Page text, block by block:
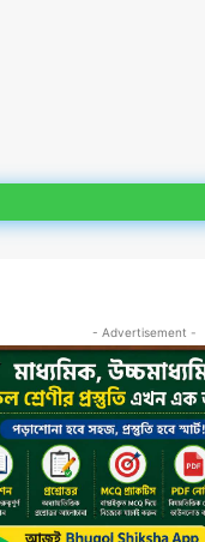
- Advertisement -